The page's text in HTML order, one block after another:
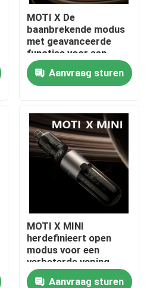
MOTI X De
baanbrekende modus
met geavanceerde
functies voor een
ongeëvenaarde vaping
ervaringAanvraag sturen
MOTI X MINI
herdefinieert open
modus voor een
verbeterde vaping-
ervaring
Aanvraag sturen